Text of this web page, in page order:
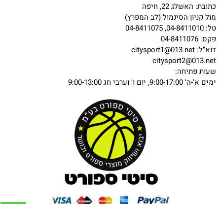
כתובת: האשלג 22, חיפה
מול קניון הסינמול (לב המפרץ)
טל: 04-8411010, 04-8411075
פקס: 04-8411076
דוא"ל: citysport1@013.net
citysport2@013.net
שעות פתיחה:
ימים א'-ה' 9:00-17:00, יום ו' וערבי חג 9:00-13:00